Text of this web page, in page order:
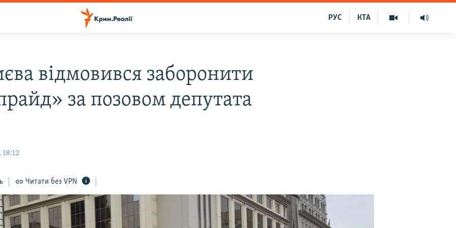
КТА
РУС
відмовився заборонити
за позовом депутата
18:12
Читати без VPN